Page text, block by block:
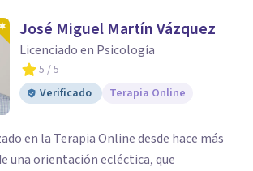
José Miguel Martín Vázquez
Licenciado en Psicología
5 / 5
Verificado
Terapia Online
en la Terapia Online desde hace más
una orientación ecléctica, que